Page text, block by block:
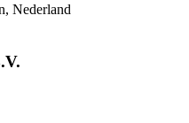
Nederland